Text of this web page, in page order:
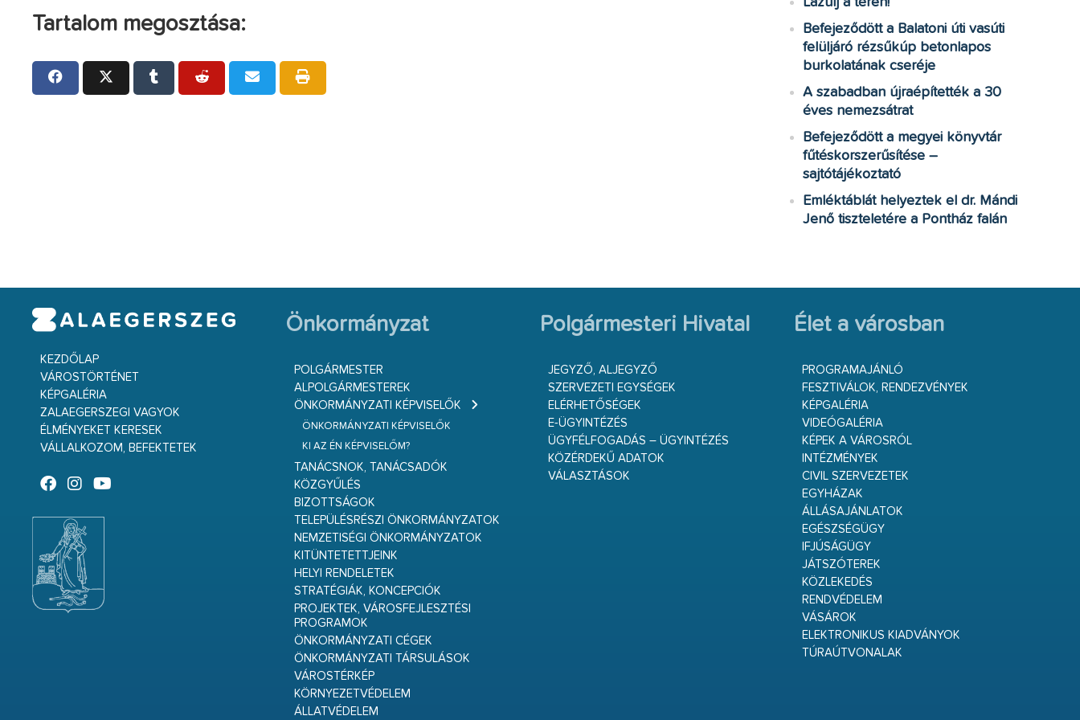
Tartalom megosztása:
Befejeződött a Balatoni úti vasúti
felüljáró rézsűkúp betonlapos
burkolatának cseréje
A szabadban újraépítették a 30
éves nemezsátrat
Befejeződött a megyei könyvtár
fűtéskorszerűsítése –
sajtótájékoztató
Emléktáblát helyeztek el dr. Mándi
Jenő tiszteletére a Pontház falán
KEZDŐLAP
VÁROSTÖRTÉNET
KÉPGALÉRIA
ZALAEGERSZEGI VAGYOK
ÉLMÉNYEKET KERESEK
VÁLLALKOZOM, BEFEKTETEK
Önkormányzat
POLGÁRMESTER
ALPOLGÁRMESTEREK
ÖNKORMÁNYZATI KÉPVISELŐK
ÖNKORMÁNYZATI KÉPVISELŐK
KI AZ ÉN KÉPVISELŐM?
TANÁCSNOK, TANÁCSADÓK
KÖZGYŰLÉS
BIZOTTSÁGOK
TELEPÜLÉSRÉSZI ÖNKORMÁNYZATOK
NEMZETISÉGI ÖNKORMÁNYZATOK
KITÜNTETETTJEINK
HELYI RENDELETEK
STRATÉGIÁK, KONCEPCIÓK
PROJEKTEK, VÁROSFEJLESZTÉSI
PROGRAMOK
ÖNKORMÁNYZATI CÉGEK
ÖNKORMÁNYZATI TÁRSULÁSOK
VÁROSTÉRKÉP
KÖRNYEZETVÉDELEM
ÁLLATVÉDELEM
Polgármesteri Hivatal
JEGYZŐ, ALJEGYZŐ
SZERVEZETI EGYSÉGEK
ELÉRHETŐSÉGEK
E-ÜGYINTÉZÉS
ÜGYFÉLFOGADÁS – ÜGYINTÉZÉS
KÖZÉRDEKŰ ADATOK
VÁLASZTÁSOK
Élet a városban
PROGRAMAJÁNLÓ
FESZTIVÁLOK, RENDEZVÉNYEK
KÉPGALÉRIA
VIDEÓGALÉRIA
KÉPEK A VÁROSRÓL
INTÉZMÉNYEK
CIVIL SZERVEZETEK
EGYHÁZAK
ÁLLÁSAJÁNLATOK
EGÉSZSÉGÜGY
IFJÚSÁGÜGY
JÁTSZÓTEREK
KÖZLEKEDÉS
RENDVÉDELEM
VÁSÁROK
ELEKTRONIKUS KIADVÁNYOK
TÚRAÚTVONALAK